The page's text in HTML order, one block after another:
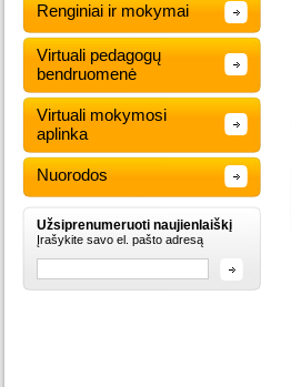
Renginiai ir mokymai
Virtuali pedagogų
bendruomenė
Virtuali mokymosi
aplinka
Nuorodos
Užsiprenumeruoti naujienlaiškį
Įrašykite savo el. pašto adresą